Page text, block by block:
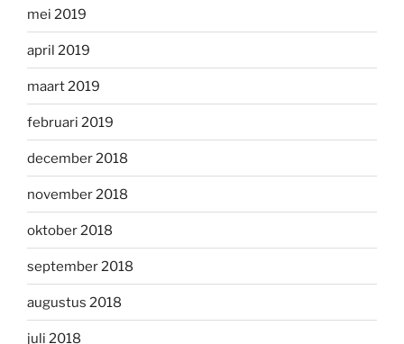
mei 2019
april 2019
maart 2019
februari 2019
december 2018
november 2018
oktober 2018
september 2018
augustus 2018
juli 2018